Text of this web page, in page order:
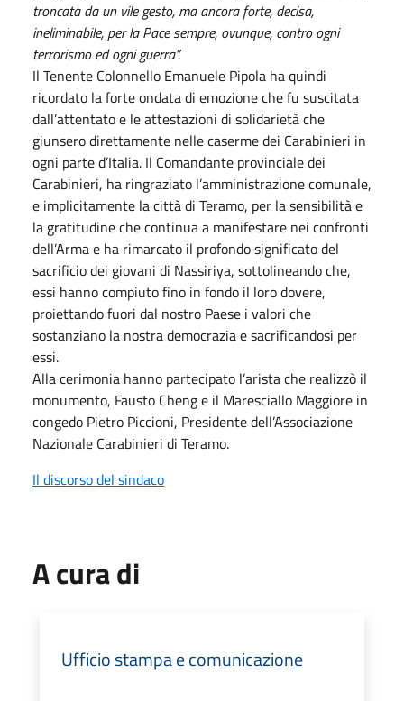
troncata da un vile gesto, ma ancora forte, decisa,
ineliminabile, per la Pace sempre, ovunque, contro ogni
terrorismo ed ogni guerra”.
Il Tenente Colonnello Emanuele Pipola ha quindi
ricordato la forte ondata di emozione che fu suscitata
dall’attentato e le attestazioni di solidarietà che
giunsero direttamente nelle caserme dei Carabinieri in
ogni parte d’Italia. Il Comandante provinciale dei
Carabinieri, ha ringraziato l’amministrazione comunale,
e implicitamente la città di Teramo, per la sensibilità e
la gratitudine che continua a manifestare nei confronti
dell’Arma e ha rimarcato il profondo significato del
sacrificio dei giovani di Nassiriya, sottolineando che,
essi hanno compiuto fino in fondo il loro dovere,
proiettando fuori dal nostro Paese i valori che
sostanziano la nostra democrazia e sacrificandosi per
essi.
Alla cerimonia hanno partecipato l’arista che realizzò il
monumento, Fausto Cheng e il Maresciallo Maggiore in
congedo Pietro Piccioni, Presidente dell’Associazione
Nazionale Carabinieri di Teramo.
Il discorso del sindaco
A cura di
Ufficio stampa e comunicazione